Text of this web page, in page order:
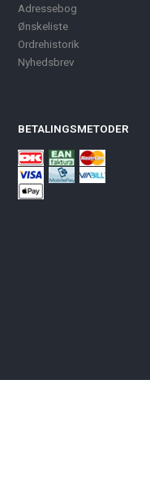
Adressebog
Ønskeliste
Ordrehistorik
Nyhedsbrev
BETALINGSMETODER